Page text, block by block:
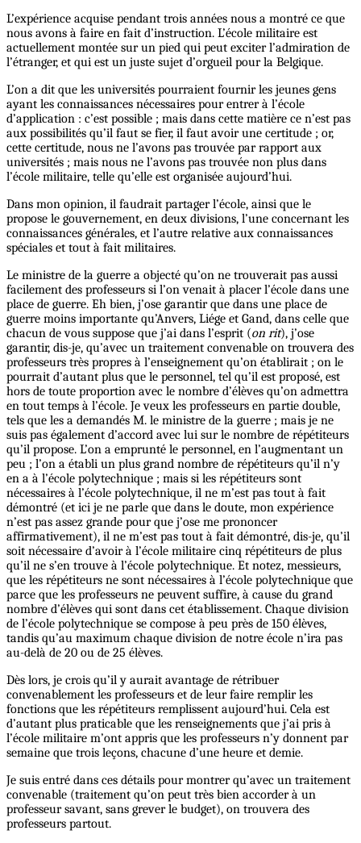
L’expérience acquise pendant trois années nous a montré ce que
nous avons à faire en fait d’instruction. L’école militaire est
actuellement montée sur un pied qui peut exciter l’admiration de
l’étranger, et qui est un juste sujet d’orgueil pour la Belgique.
L’on a dit que les universités pourraient fournir les jeunes gens
ayant les connaissances nécessaires pour entrer à l’école
d’application : c’est possible ; mais dans cette matière ce n’est pas
aux possibilités qu’il faut se fier, il faut avoir une certitude ; or,
cette certitude, nous ne l’avons pas trouvée par rapport aux
universités ; mais nous ne l’avons pas trouvée non plus dans
l’école militaire, telle qu’elle est organisée aujourd’hui.
Dans mon opinion, il faudrait partager l’école, ainsi que le
propose le gouvernement, en deux divisions, l’une concernant les
connaissances générales, et l’autre relative aux connaissances
spéciales et tout à fait militaires.
Le ministre de la guerre a objecté qu’on ne trouverait pas aussi
facilement des professeurs si l’on venait à placer l’école dans une
place de guerre. Eh bien, j’ose garantir que dans une place de
guerre moins importante qu’Anvers, Liége et Gand, dans celle que
chacun de vous suppose que j’ai dans l’esprit (on rit), j’ose
garantir, dis-je, qu’avec un traitement convenable on trouvera des
professeurs très propres à l’enseignement qu’on établirait ; on le
pourrait d’autant plus que le personnel, tel qu’il est proposé, est
hors de toute proportion avec le nombre d’élèves qu’on admettra
en tout temps à l’école. Je veux les professeurs en partie double,
tels que les a demandés M. le ministre de la guerre ; mais je ne
suis pas également d’accord avec lui sur le nombre de répétiteurs
qu’il propose. L’on a emprunté le personnel, en l’augmentant un
peu ; l’on a établi un plus grand nombre de répétiteurs qu’il n’y
en a à l’école polytechnique ; mais si les répétiteurs sont
nécessaires à l’école polytechnique, il ne m’est pas tout à fait
démontré (et ici je ne parle que dans le doute, mon expérience
n’est pas assez grande pour que j’ose me prononcer
affirmativement), il ne m’est pas tout à fait démontré, dis-je, qu’il
soit nécessaire d’avoir à l’école militaire cinq répétiteurs de plus
qu’il ne s’en trouve à l’école polytechnique. Et notez, messieurs,
que les répétiteurs ne sont nécessaires à l’école polytechnique que
parce que les professeurs ne peuvent suffire, à cause du grand
nombre d’élèves qui sont dans cet établissement. Chaque division
de l’école polytechnique se compose à peu près de 150 élèves,
tandis qu’au maximum chaque division de notre école n’ira pas
au-delà de 20 ou de 25 élèves.
Dès lors, je crois qu’il y aurait avantage de rétribuer
convenablement les professeurs et de leur faire remplir les
fonctions que les répétiteurs remplissent aujourd’hui. Cela est
d’autant plus praticable que les renseignements que j’ai pris à
l’école militaire m’ont appris que les professeurs n’y donnent par
semaine que trois leçons, chacune d’une heure et demie.
Je suis entré dans ces détails pour montrer qu’avec un traitement
convenable (traitement qu’on peut très bien accorder à un
professeur savant, sans grever le budget), on trouvera des
professeurs partout.